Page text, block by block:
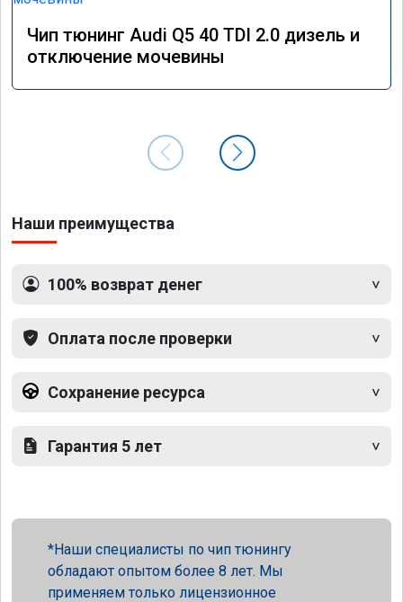
Чип тюнинг Audi Q5 40 TDI 2.0 дизель и
отключение мочевины
Наши преимущества
100% возврат денег
Оплата после проверки
Сохранение ресурса
Гарантия 5 лет
Наши специалисты по чип тюнингу
обладают опытом более 8 лет. Мы
применяем только лицензионное